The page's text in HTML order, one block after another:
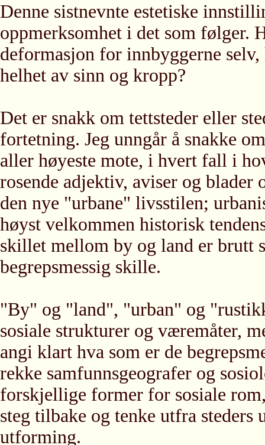
Denne sistnevnte estetiske
oppmerksomhet i det som følger.
deformasjon for innbyggerne
helhet av sinn og kropp?
Det er snakk om tettsteder eller
fortetning. Jeg unngår å snakke
aller høyeste mote, i hvert fall i
rosende adjektiv, aviser og
den nye "urbane" livsstilen;
høyst velkommen historisk
skillet mellom by og land er brutt
begrepsmessig skille.
"By" og "land", "urban" og
sosiale strukturer og væremåter,
angi klart hva som er de
rekke samfunnsgeografer og
forskjellige former for sosiale
steg tilbake og tenke utfra
utforming.